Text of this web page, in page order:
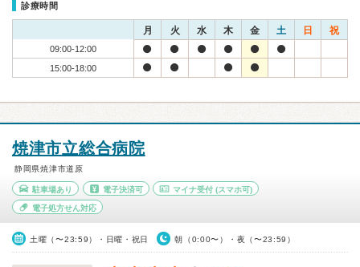
診療時間
月 火 水 木 金 土 日 祝
09:00-12:00
15:00-18:00
焼津市立総合病院
静岡県焼津市道原
駐車場あり 電子決済可 マイナ受付 (スマホ可)
電子処方せん対応
土曜（〜23:59）・日曜・祝日 朝（0:00〜）・夜（〜23:59）